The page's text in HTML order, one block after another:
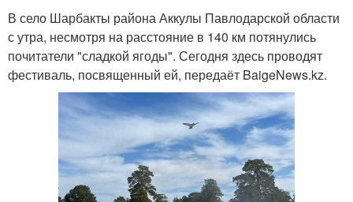
В село Шарбакты района Аккулы Павлодарской области
с утра, несмотря на расстояние в 140 км потянулись
почитатели "сладкой ягоды". Сегодня здесь проводят
фестиваль, посвященный ей, передаёт BaigeNews.kz.